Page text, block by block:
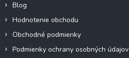
Blog
Hodnotenie obchodu
Obchodné podmienky
Podmienky ochrany osobných údajov